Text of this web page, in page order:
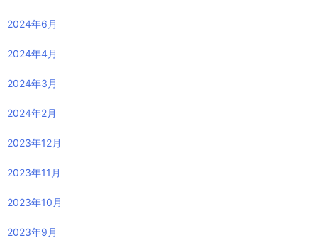
2024年6月
2024年4月
2024年3月
2024年2月
2023年12月
2023年11月
2023年10月
2023年9月